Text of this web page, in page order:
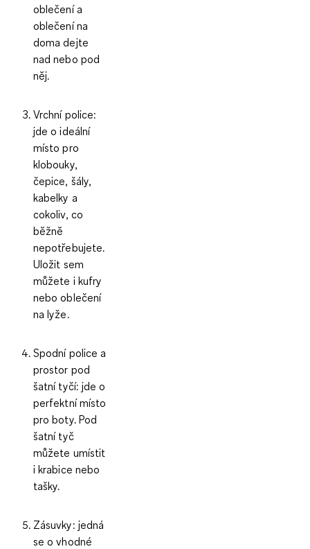
oblečení a
oblečení na
doma dejte
nad nebo pod
něj.
Vrchní police:
jde o ideální
místo pro
klobouky,
čepice, šály,
kabelky a
cokoliv, co
běžně
nepotřebujete.
Uložit sem
můžete i kufry
nebo oblečení
na lyže.
Spodní police a
prostor pod
šatní tyčí: jde o
perfektní místo
pro boty. Pod
šatní tyč
můžete umístit
i krabice nebo
tašky.
Zásuvky: jedná
se o vhodné